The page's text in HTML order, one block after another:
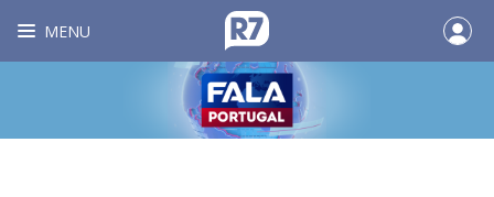
MENU